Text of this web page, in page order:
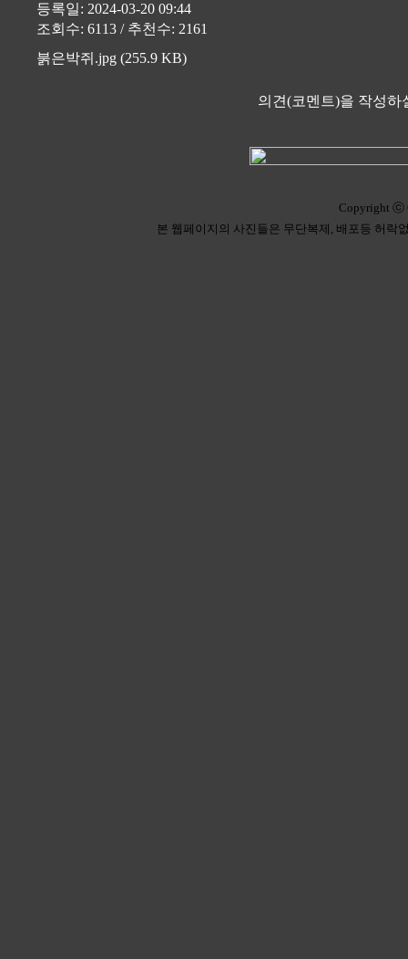
등록일: 2024-03-20 09:44
조회수: 6113 / 추천수: 2161
붉은박쥐.jpg (255.9 KB)
의견(코멘트)을 작성하
Copyright ⓒ
본 웹페이지의 사진들은 무단복제, 배포등 허락